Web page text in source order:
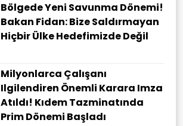
Bölgede Yeni Savunma Dönemi!
Bakan Fidan: Bize Saldırmayan
Hiçbir Ülke Hedefimizde Değil
Milyonlarca Çalışanı
Ilgilendiren Önemli Karara Imza
Atıldı! Kıdem Tazminatında
Prim Dönemi Başladı